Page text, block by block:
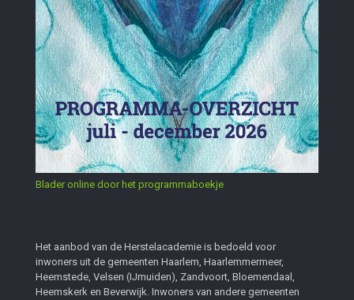
Blader online door het programmaboekje
Het aanbod van de Herstelacademie is bedoeld voor
inwoners uit de gemeenten Haarlem, Haarlemmermeer,
Heemstede, Velsen (IJmuiden), Zandvoort, Bloemendaal,
Heemskerk en Beverwijk. Inwoners van andere gemeenten